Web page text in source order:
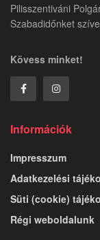
Pilisszentiváni
Szabadidőnket
Kövess minket!
Információk
Impresszum
Adatkezelési
Süti (cookie)
Régi weboldalunk